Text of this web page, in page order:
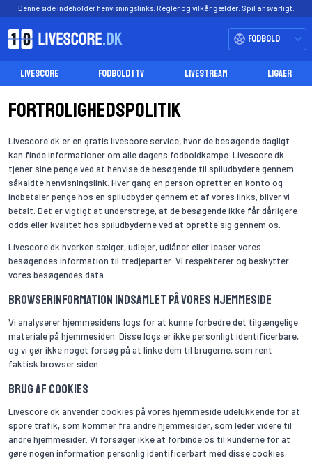
Denne side indeholder henvisningslinks. Regler og vilkår gælder. Spil ansvarligt.
Fodbold
LIVESCORE FODBOLD I TV LIVESTREAM LIGAER
Fortrolighedspolitik
Livescore.dk er en gratis livescore service, hvor de besøgende dagligt
kan finde informationer om alle dagens fodboldkampe. Livescore.dk
tjener sine penge ved at henvise de besøgende til spiludbydere gennem
såkaldte henvisningslink. Hver gang en person opretter en konto og
indbetaler penge hos en spiludbyder gennem et af vores links, bliver vi
betalt. Det er vigtigt at understrege, at de besøgende ikke får dårligere
odds eller kvalitet hos spiludbyderne ved at oprette sig gennem os.
Livescore.dk hverken sælger, udlejer, udlåner eller leaser vores
besøgendes information til tredjeparter. Vi respekterer og beskytter
vores besøgendes data.
Browserinformation indsamlet på vores hjemmeside
Vi analyserer hjemmesidens logs for at kunne forbedre det tilgængelige
materiale på hjemmesiden. Disse logs er ikke personligt identificerbare,
og vi gør ikke noget forsøg på at linke dem til brugerne, som rent
faktisk browser siden.
Brug af cookies
Livescore.dk anvendercookies på vores hjemmeside udelukkende for at
spore trafik, som kommer fra andre hjemmesider, som leder videre til
andre hjemmesider. Vi forsøger ikke at forbinde os til kunderne for at
gøre nogen information personlig identificerbart med disse cookies.